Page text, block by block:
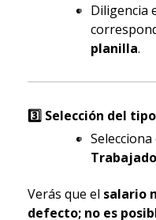
Diligencia
planilla.
3️ Selección del
Verás que el salario
defecto; no es